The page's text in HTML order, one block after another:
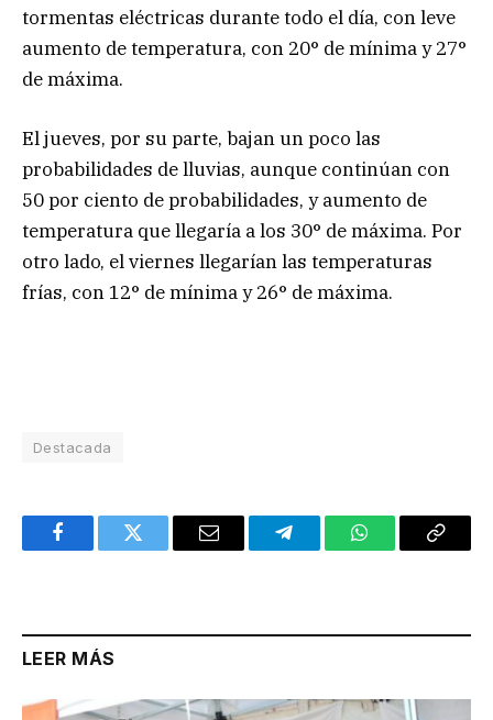
tormentas eléctricas durante todo el día, con leve
aumento de temperatura, con 20° de mínima y 27°
de máxima.
El jueves, por su parte, bajan un poco las
probabilidades de lluvias, aunque continúan con
50 por ciento de probabilidades, y aumento de
temperatura que llegaría a los 30° de máxima. Por
otro lado, el viernes llegarían las temperaturas
frías, con 12° de mínima y 26° de máxima.
Destacada
FacebookTwitter Email TelegramWhatsAppCopy
LEER MÁS